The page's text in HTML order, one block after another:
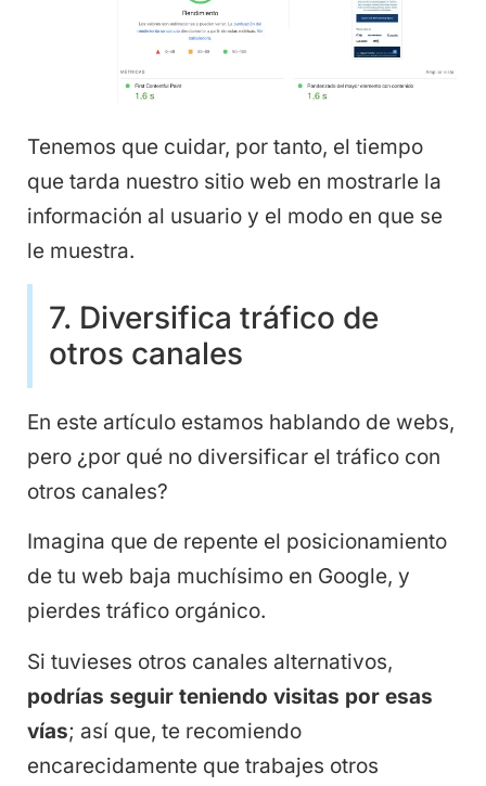
Tenemos que cuidar, por tanto, el tiempo
que tarda nuestro sitio web en mostrarle la
información al usuario y el modo en que se
le muestra.
7. Diversifica tráfico de
otros canales
En este artículo estamos hablando de webs,
pero ¿por qué no diversificar el tráfico con
otros canales?
Imagina que de repente el posicionamiento
de tu web baja muchísimo en Google, y
pierdes tráfico orgánico.
Si tuvieses otros canales alternativos,
podrías seguir teniendo visitas por esas
vías; así que, te recomiendo
encarecidamente que trabajes otros